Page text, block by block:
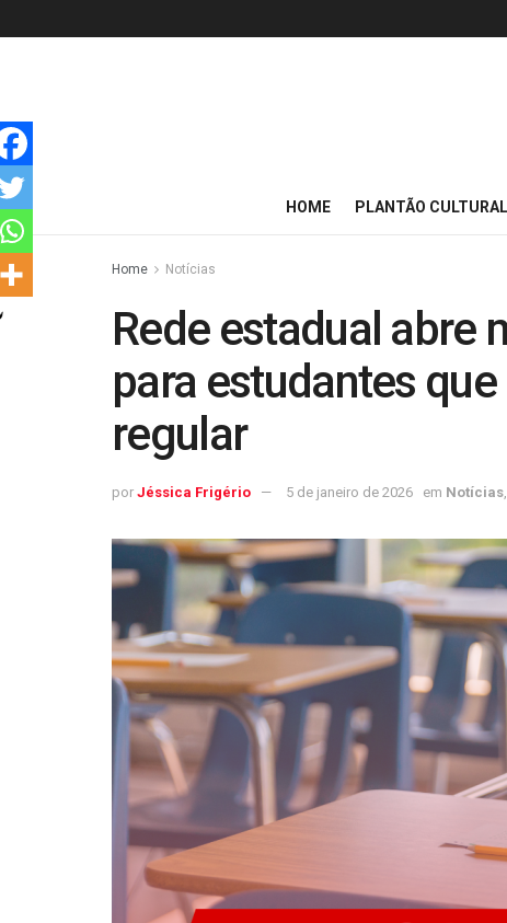
HOME PLANTÃO CULTURAL
Home Notícias
Rede estadual abre
para estudantes
regular
por Jéssica Frigério 5 de janeiro de 2026 em Notícias